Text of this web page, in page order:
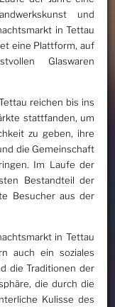
und
in Tettau
eine Plattform, auf
Glaswaren
reichen bis ins
stattfanden, um
zu geben, ihre
die Gemeinschaft
Im Laufe der
Bestandteil der
Besucher aus der
in Tettau
auch ein soziales
die Traditionen der
die durch die
Kulisse des